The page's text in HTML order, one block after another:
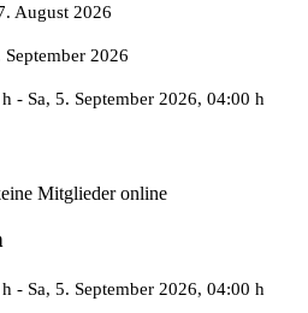
August 2026
2026
- Sa, 5. September 2026, 04:00 h
Mitglieder online
- Sa, 5. September 2026, 04:00 h